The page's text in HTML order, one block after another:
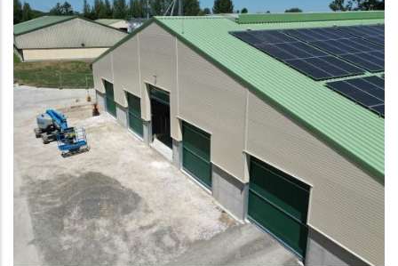
Galebreaker Agridoor kapu projekt - Dunakiliti
IPAR